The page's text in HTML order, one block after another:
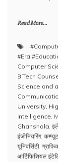
Read More...
#Era
Computer
B.Tech
Science and
University,
Intelligence,
Ghanshala,
इंजीनियरिंग,
यूनिवर्सिटी,
आर्टिफिशियल